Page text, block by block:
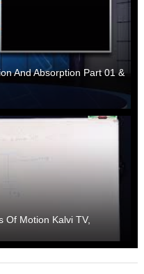
And Absorption Part 01 &
Of Motion Kalvi TV,